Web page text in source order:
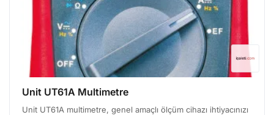
Unit UT61A Multimetre
Unit UT61A multimetre, genel amaçlı ölçüm cihazı ihtiyacınızı